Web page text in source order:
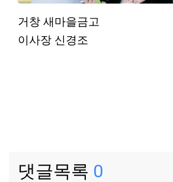
거창 새마을금고
이사장 신경조
댓글목록 0